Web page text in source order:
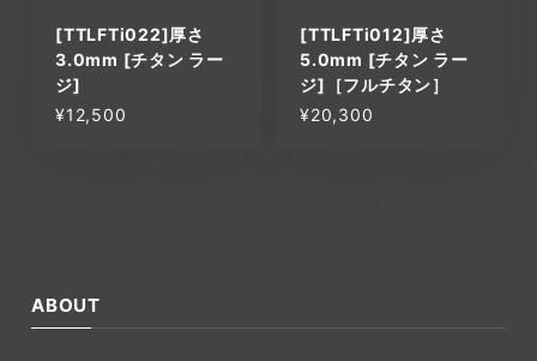
[TTLFTi022]厚さ
3.0mm [チタン ラー
ジ]
¥12,500
[TTLFTi012]厚さ
5.0mm [チタン ラー
ジ]［フルチタン］
¥20,300
ABOUT